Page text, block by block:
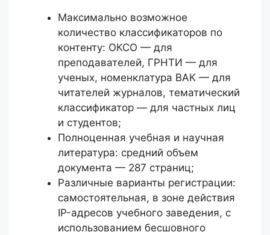
Максимально возможное
количество классификаторов по
контенту: ОКСО — для
преподавателей, ГРНТИ — для
ученых, номенклатура ВАК — для
читателей журналов, тематический
классификатор — для частных лиц
и студентов;
Полноценная учебная и научная
литература: средний объем
документа — 287 страниц;
Различные варианты регистрации:
самостоятельная, в зоне действия
IP-адресов учебного заведения, с
использованием бесшовного